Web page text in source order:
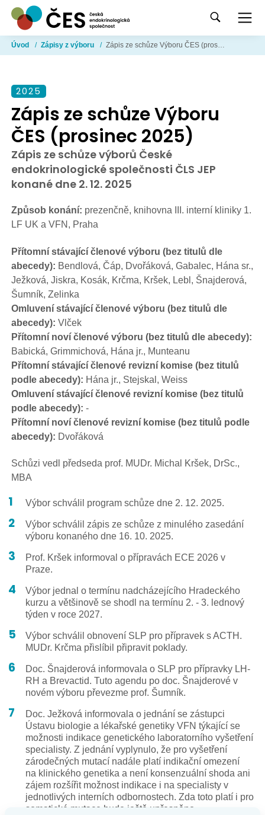
Úvod / Zápisy z výboru / Zápis ze schůze Výboru ČES (prosinec 2025)
2025
Zápis ze schůze Výboru
ČES (prosinec 2025)
Zápis ze schůze výborů České
endokrinologické společnosti ČLS JEP
konané dne 2. 12. 2025
Způsob konání: prezenčně, knihovna III. interní kliniky 1.
LF UK a VFN, Praha
Přítomní stávající členové výboru (bez titulů dle
abecedy): Bendlová, Čáp, Dvořáková, Gabalec, Hána sr.,
Ježková, Jiskra, Kosák, Krčma, Kršek, Lebl, Šnajderová,
Šumník, Zelinka
Omluvení stávající členové výboru (bez titulů dle
abecedy): Vlček
Přítomní noví členové výboru (bez titulů dle abecedy):
Babická, Grimmichová, Hána jr., Munteanu
Přítomní stávající členové revizní komise (bez titulů
podle abecedy): Hána jr., Stejskal, Weiss
Omluvení stávající členové revizní komise (bez titulů
podle abecedy): -
Přítomní noví členové revizní komise (bez titulů podle
abecedy): Dvořáková
Schůzi vedl předseda prof. MUDr. Michal Kršek, DrSc.,
MBA
Výbor schválil program schůze dne 2. 12. 2025.
Výbor schválil zápis ze schůze z minulého zasedání
výboru konaného dne 16. 10. 2025.
Prof. Kršek informoval o přípravách ECE 2026 v
Praze.
Výbor jednal o termínu nadcházejícího Hradeckého
kurzu a většinově se shodl na termínu 2. - 3. lednový
týden v roce 2027.
Výbor schválil obnovení SLP pro přípravek s ACTH.
MUDr. Krčma přislíbil připravit poklady.
Doc. Šnajderová informovala o SLP pro přípravky LH-
RH a Brevactid. Tuto agendu po doc. Šnajderové v
novém výboru převezme prof. Šumník.
Doc. Ježková informovala o jednání se zástupci
Ústavu biologie a lékařské genetiky VFN týkající se
možnosti indikace genetického laboratorního vyšetření
specialisty. Z jednání vyplynulo, že pro vyšetření
zárodečných mutací nadále platí indikační omezení
na klinického genetika a není konsenzuální shoda ani
zájem rozšířit možnost indikace i na specialisty v
jednotlivých interních odbornostech. Zda toto platí i pro
somatické mutace bude ještě upřesněno.